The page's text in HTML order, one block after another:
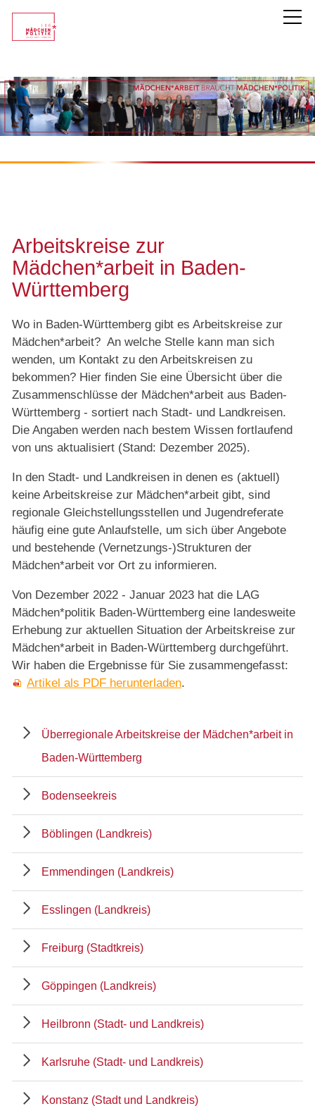
LAG Mädchen*politik
Unsere Mitglieder
Links für Fachkräfte und Multiplikator*innen
Links für Mädchen* und junge Frauen*
Finanzierungstipps
Materialien
Erklärvideos und Filme der LAG
Arbeitskreise zur Mädchen*arbeit
Leitlinien zur Mädchen*arbeit
Arbeitskreise zur
Mädchen*arbeit in Baden-
Württemberg
Wo in Baden-Württemberg gibt es Arbeitskreise zur
Mädchen*arbeit? An welche Stelle kann man sich
wenden, um Kontakt zu den Arbeitskreisen zu
bekommen? Hier finden Sie eine Übersicht über die
Zusammenschlüsse der Mädchen*arbeit aus Baden-
Württemberg - sortiert nach Stadt- und Landkreisen.
Die Angaben werden nach bestem Wissen fortlaufend
von uns aktualisiert (Stand: Dezember 2025).
In den Stadt- und Landkreisen in denen es (aktuell)
keine Arbeitskreise zur Mädchen*arbeit gibt, sind
regionale Gleichstellungsstellen und Jugendreferate
häufig eine gute Anlaufstelle, um sich über Angebote
und bestehende (Vernetzungs-)Strukturen der
Mädchen*arbeit vor Ort zu informieren.
Von Dezember 2022 - Januar 2023 hat die LAG
Mädchen*politik Baden-Württemberg eine landesweite
Erhebung zur aktuellen Situation der Arbeitskreise zur
Mädchen*arbeit in Baden-Württemberg durchgeführt.
Wir haben die Ergebnisse für Sie zusammengefasst:
Artikel als PDF herunterladen.
Überregionale Arbeitskreise der Mädchen*arbeit in
Baden-Württemberg
Bodenseekreis
Böblingen (Landkreis)
Emmendingen (Landkreis)
Esslingen (Landkreis)
Freiburg (Stadtkreis)
Göppingen (Landkreis)
Heilbronn (Stadt- und Landkreis)
Karlsruhe (Stadt- und Landkreis)
Konstanz (Stadt und Landkreis)